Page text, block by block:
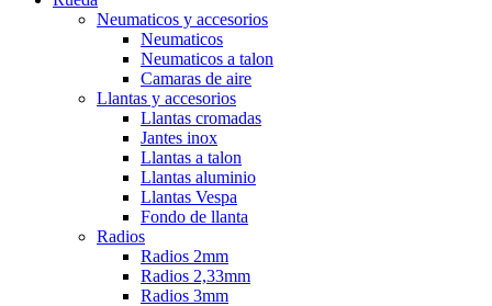
Neumaticos y accesorios
Neumaticos
Neumaticos a talon
Camaras de aire
Llantas y accesorios
Llantas cromadas
Jantes inox
Llantas a talon
Llantas aluminio
Llantas Vespa
Fondo de llanta
Radios
Radios 2mm
Radios 2,33mm
Radios 3mm